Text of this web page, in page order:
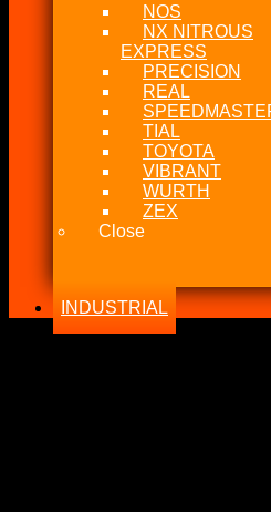
NOS
NX NITROUS
EXPRESS
PRECISION
REAL
TIAL
TOYOTA
VIBRANT
WURTH
ZEX
Close
INDUSTRIAL